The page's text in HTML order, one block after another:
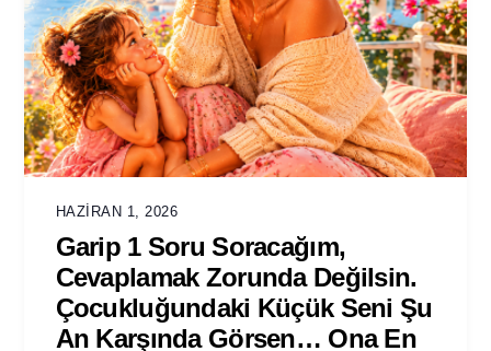
HAZIRAN 1, 2026
Garip 1 Soru Soracağım,
Cevaplamak Zorunda Değilsin.
Çocukluğundaki Küçük Seni Şu
An Karşında Görsen… Ona En